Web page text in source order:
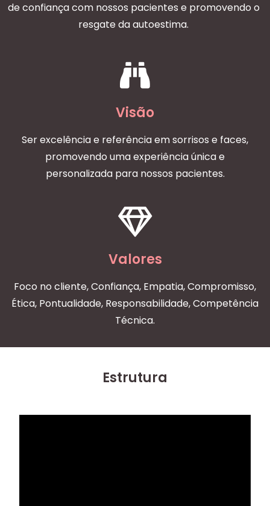
de confiança com nossos pacientes e promovendo o
resgate da autoestima.
Visão
Ser excelência e referência em sorrisos e faces,
promovendo uma experiência única e
personalizada para nossos pacientes.
Valores
Foco no cliente, Confiança, Empatia, Compromisso,
Ética, Pontualidade, Responsabilidade, Competência
Técnica.
Estrutura